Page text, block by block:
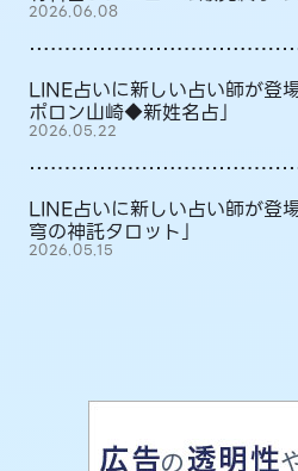
2026.06.08
LINE占いに新しい占い師が登
ポロン山崎◆新姓名占」
2026.05.22
LINE占いに新しい占い師が登
穹の神託タロット」
2026.05.15